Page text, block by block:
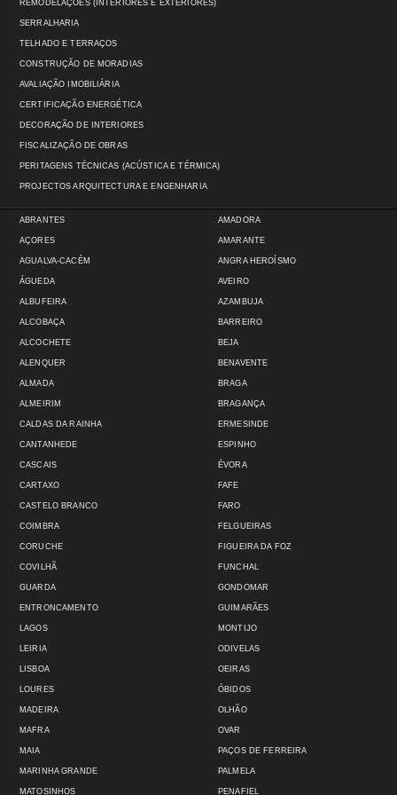
REMODELAÇÕES (INTERIORES E EXTERIORES)
SERRALHARIA
TELHADO E TERRAÇOS
CONSTRUÇÃO DE MORADIAS
AVALIAÇÃO IMOBILIÁRIA
CERTIFICAÇÃO ENERGÉTICA
DECORAÇÃO DE INTERIORES
FISCALIZAÇÃO DE OBRAS
PERITAGENS TÉCNICAS (ACÚSTICA E TÉRMICA)
PROJECTOS ARQUITECTURA E ENGENHARIA
ABRANTES
AÇORES
AGUALVA-CACÉM
ÁGUEDA
ALBUFEIRA
ALCOBAÇA
ALCOCHETE
ALENQUER
ALMADA
ALMEIRIM
AMADORA
AMARANTE
ANGRA HEROÍSMO
AVEIRO
AZAMBUJA
BARREIRO
BEJA
BENAVENTE
BRAGA
BRAGANÇA
CALDAS DA RAINHA
CANTANHEDE
CASCAIS
CARTAXO
CASTELO BRANCO
COIMBRA
CORUCHE
COVILHÃ
GUARDA
ENTRONCAMENTO
ERMESINDE
ESPINHO
ÉVORA
FAFE
FARO
FELGUEIRAS
FIGUEIRA DA FOZ
FUNCHAL
GONDOMAR
GUIMARÃES
LAGOS
LEIRIA
LISBOA
LOURES
MADEIRA
MAFRA
MAIA
MARINHA GRANDE
MATOSINHOS
MONTIJO
ODIVELAS
OEIRAS
ÓBIDOS
OLHÃO
OVAR
PAÇOS DE FERREIRA
PALMELA
PENAFIEL